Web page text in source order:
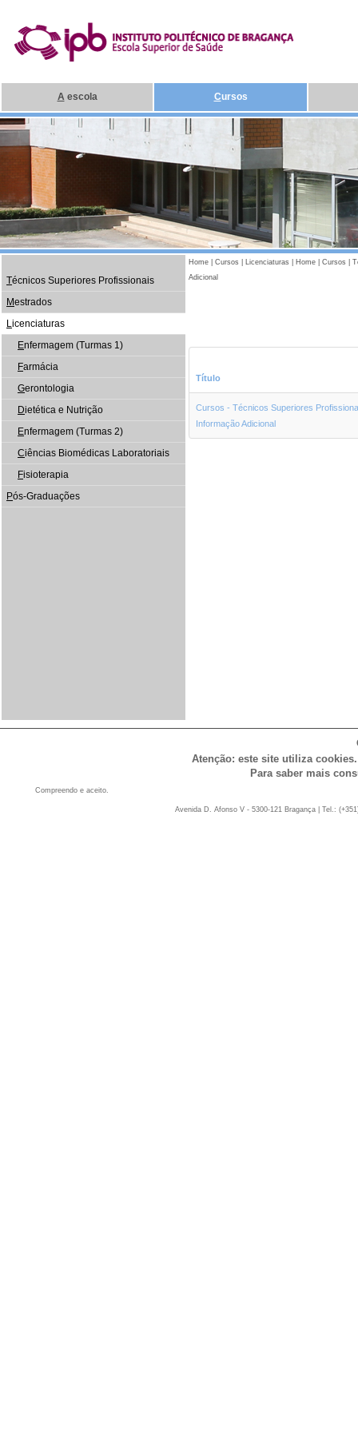
A escola Cursos
Técnicos Superiores Profissionais
Mestrados
Licenciaturas
Enfermagem (Turmas 1)
Farmácia
Gerontologia
Dietética e Nutrição
Enfermagem (Turmas 2)
Ciências Biomédicas Laboratoriais
Fisioterapia
Pós-Graduações
Home Cursos Licenciaturas Home Cursos
Adicional
Título
Cursos - Técnicos Superiores
Informação Adicional
Atenção: este site utiliza
Para saber mais
Compreendo e aceito.
Avenida D. Afonso V - 5300-121 Bragança | Tel.: